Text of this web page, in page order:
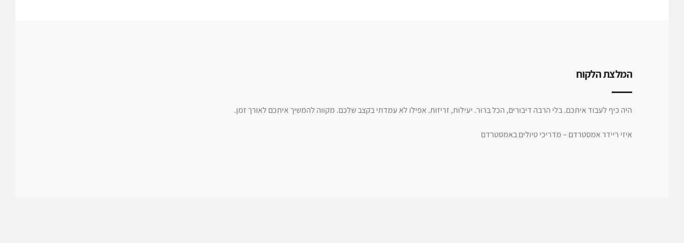
המלצת הלקוח
היה כיף לעבוד איתכם. בלי הרבה דיבורים, הכל ברור. יעילות, זריזות. אפילו לא עמדתי בקצב שלכם. מקווה להמשיך איתכם לאורך זמן.
איזי ריידר אמסטרדם – מדריכי טיולים באמסטרדם